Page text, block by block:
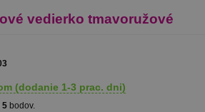
vedierko tmavoružové
(dodanie 1-3 prac. dni)
5 bodov.